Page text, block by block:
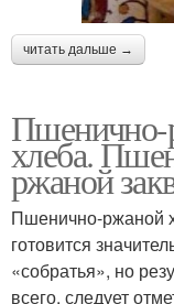
читать дальше →
Пшенично-
хлеба.
ржаной
Пшенично-ржаной
готовится
«собратья», но
всего, следует